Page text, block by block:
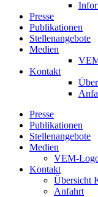
Presse
Publikationen
Stellenangebote
Medien
Kontakt
Presse
Publikationen
Stellenangebote
Medien
VEM-
Kontakt
Übersicht
Anfahrt